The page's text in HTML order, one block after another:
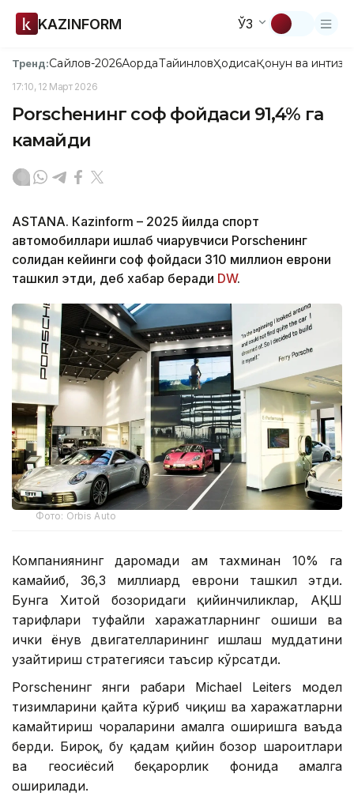
KAZINFORM ЎЗ
Тренд:Сайлов-2026АқордаТайинловҲодисаҚонун ва
17:10, 12 Март 2026
Porscheнинг соф фойдаси 91,4% га
камайди
ASTANА. Кazinform – 2025 йилда спорт
автомобиллари ишлаб чиқарувчиси Porscheнинг
солиқдан кейинги соф фойдаси 310 миллион еврони
ташкил этди, деб хабар беради DW.
Фото: Orbis Auto
Компаниянинг даромади ҳам тахминан 10% га
камайиб, 36,3 миллиард еврони ташкил этди.
Бунга Хитой бозоридаги қийинчиликлар, АҚШ
тарифлари туфайли харажатларнинг ошиши ва
ички ёнув двигателларининг ишлаш муддатини
узайтириш стратегияси таъсир кўрсатди.
Porscheнинг янги раҳбари Michael Leiters модел
тизимларини қайта кўриб чиқиш ва харажатларни
камайтириш чораларини амалга оширишга ваъда
берди. Бироқ, бу қадам қийин бозор шароитлари
ва геосиёсий беқарорлик фонида амалга
оширилади.